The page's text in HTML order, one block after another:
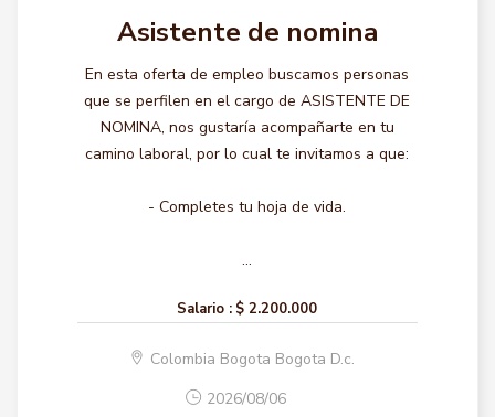
Asistente de nomina
En esta oferta de empleo buscamos personas
que se perfilen en el cargo de ASISTENTE DE
NOMINA, nos gustaría acompañarte en tu
camino laboral, por lo cual te invitamos a que:
- Completes tu hoja de vida.
...
Salario : $ 2.200.000
Colombia Bogota Bogota D.c.
2026/08/06